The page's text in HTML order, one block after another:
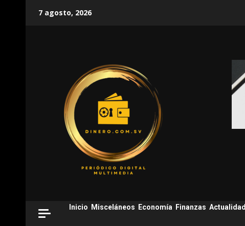
7 agosto, 2026
Inicio Misceláneos Economía Finanzas Actualidad